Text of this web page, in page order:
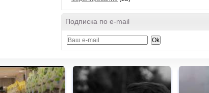
Подписка по e-mail